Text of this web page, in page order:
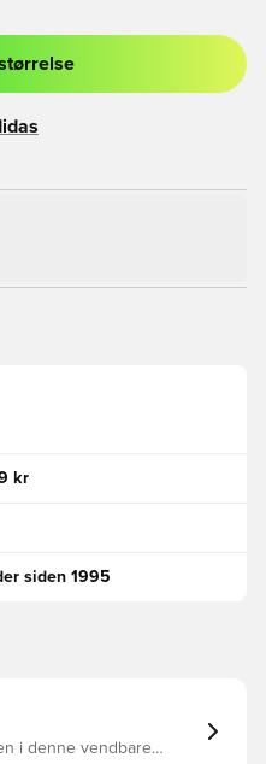
tilmelde dig som medlem
kr
siden 1995
i denne vendbare